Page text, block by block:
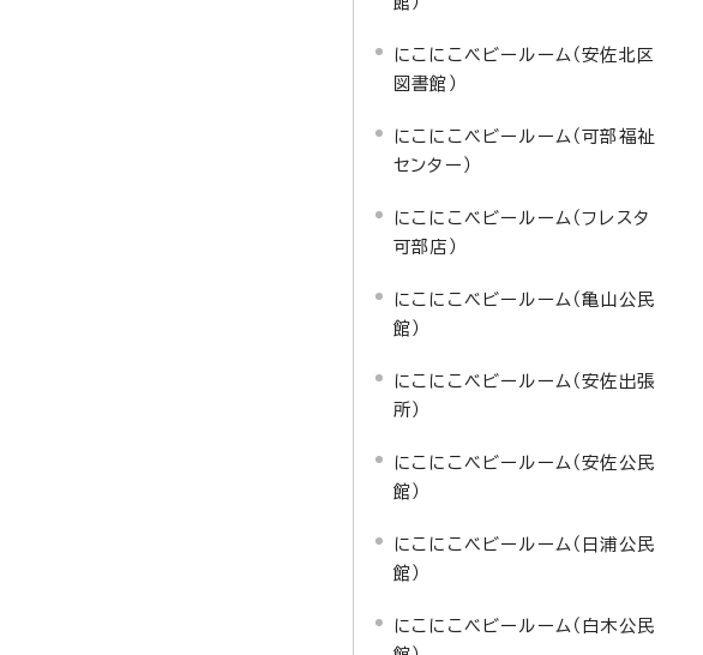
にこにこベビールーム（安佐北区
図書館）
にこにこベビールーム（可部福祉
センター）
にこにこベビールーム（フレスタ
可部店）
にこにこベビールーム（亀山公民
館）
にこにこベビールーム（安佐出張
所）
にこにこベビールーム（安佐公民
館）
にこにこベビールーム（日浦公民
館）
にこにこベビールーム（白木公民